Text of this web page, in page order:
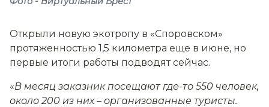
Открыли новую экотропу в «Споровском»
протяженностью 1,5 километра еще в июне, но
первые итоги работы подводят сейчас.
«В месяц заказник посещают где-то 550 человек,
около 200 из них– организованные туристы.